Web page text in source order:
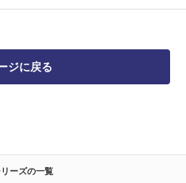
ーズの一覧
ジに戻る